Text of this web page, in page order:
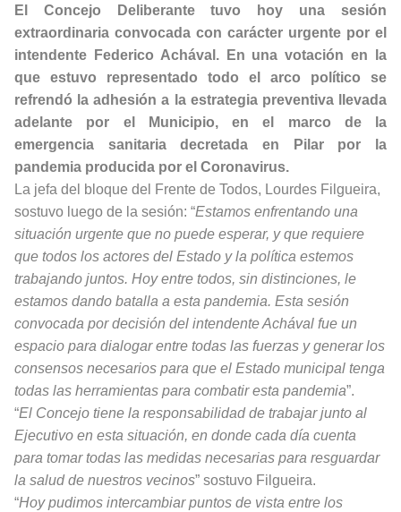
El Concejo Deliberante tuvo hoy una sesión
extraordinaria convocada con carácter urgente por el
intendente Federico Achával. En una votación en la
que estuvo representado todo el arco político se
refrendó la adhesión a la estrategia preventiva llevada
adelante por el Municipio, en el marco de la
emergencia sanitaria decretada en Pilar por la
pandemia producida por el Coronavirus.
La jefa del bloque del Frente de Todos, Lourdes Filgueira,
sostuvo luego de la sesión: “Estamos enfrentando una
situación urgente que no puede esperar, y que requiere
que todos los actores del Estado y la política estemos
trabajando juntos. Hoy entre todos, sin distinciones, le
estamos dando batalla a esta pandemia. Esta sesión
convocada por decisión del intendente Achával fue un
espacio para dialogar entre todas las fuerzas y generar los
consensos necesarios para que el Estado municipal tenga
todas las herramientas para combatir esta pandemia”.
“El Concejo tiene la responsabilidad de trabajar junto al
Ejecutivo en esta situación, en donde cada día cuenta
para tomar todas las medidas necesarias para resguardar
la salud de nuestros vecinos” sostuvo Filgueira.
“Hoy pudimos intercambiar puntos de vista entre los